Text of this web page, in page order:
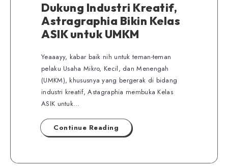
Dukung Industri Kreatif,
Astragraphia Bikin Kelas
ASIK untuk UMKM
Yeaaayy, kabar baik nih untuk teman-teman
pelaku Usaha Mikro, Kecil, dan Menengah
(UMKM), khususnya yang bergerak di bidang
industri kreatif, Astagraphia membuka Kelas
ASIK untuk…
Continue Reading